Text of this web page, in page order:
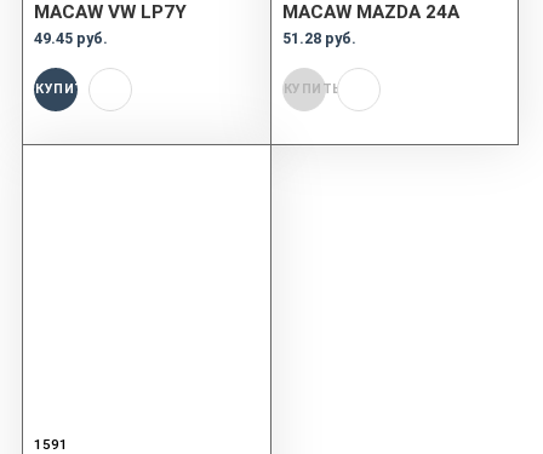
MACAW VW LP7Y
49.45 руб.
КУПИТЬ
MACAW MAZDA 24A
51.28 руб.
КУПИТЬ
1591